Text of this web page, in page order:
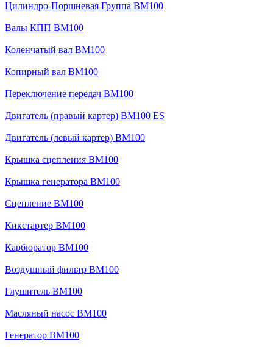
Цилиндро-Поршневая Группа BM100
Валы КПП BM100
Коленчатый вал BM100
Копирный вал BM100
Переключение передач BM100
Двигатель (правый картер) BM100 ES
Двигатель (левый картер) BM100
Крышка сцепления BM100
Крышка генератора BM100
Сцепление BM100
Кикстартер BM100
Карбюратор BM100
Воздушный фильтр BM100
Глушитель BM100
Масляный насос BM100
Генератор BM100